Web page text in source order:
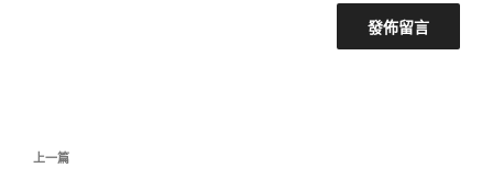
文
上
上一篇